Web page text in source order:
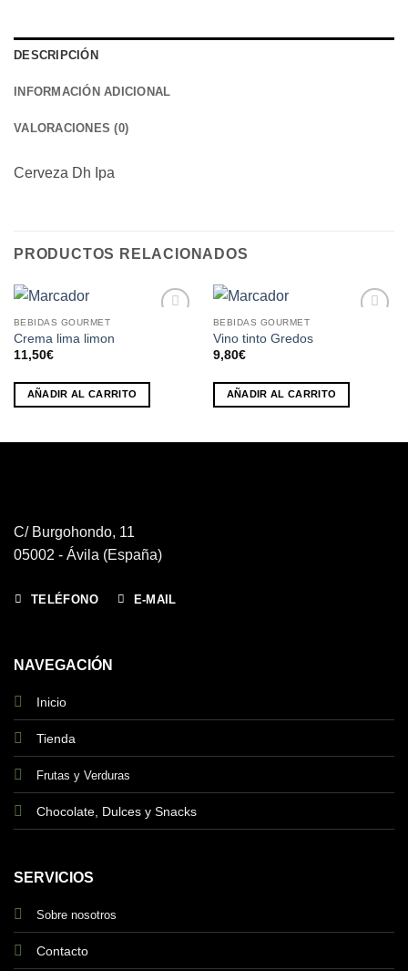
DESCRIPCIÓN
INFORMACIÓN ADICIONAL
VALORACIONES (0)
Cerveza Dh Ipa
PRODUCTOS RELACIONADOS
BEBIDAS GOURMET
Crema lima limon
11,50€
AÑADIR AL CARRITO
BEBIDAS GOURMET
Vino tinto Gredos
9,80€
AÑADIR AL CARRITO
C/ Burgohondo, 11
05002 - Ávila (España)
TELÉFONO E-MAIL
NAVEGACIÓN
Inicio
Tienda
Frutas y Verduras
Chocolate, Dulces y Snacks
SERVICIOS
Sobre nosotros
Contacto